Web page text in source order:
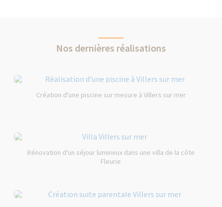
Nos dernières réalisations
Création d'une piscine sur mesure à Villers sur mer
Rénovation d'un séjour lumineux dans une villa de la côte
Fleurie